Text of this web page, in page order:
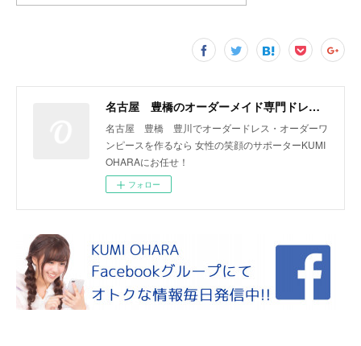
名古屋 豊橋のオーダーメイド専門ドレスデザイナー KUMI OHARA
名古屋 豊橋 豊川でオーダードレス・オーダーワ
ンピースを作るなら 女性の笑顔のサポーターKUMI
OHARAにお任せ！
フォロー